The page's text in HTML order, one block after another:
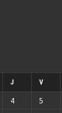
J V
4 5